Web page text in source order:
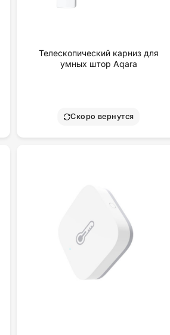
Телескопический карниз для
умных штор Aqara
Скоро вернутся